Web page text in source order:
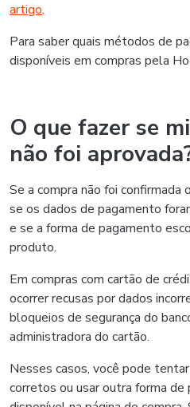
artigo.
Para saber quais métodos de
disponíveis em compras pela
O que fazer se
não foi
Se a compra não foi confirmada
se os dados de pagamento
e se a forma de pagamento
produto.
Em compras com cartão de
ocorrer recusas por dados
bloqueios de segurança do
administradora do cartão.
Nesses casos, você pode
corretos ou usar outra forma